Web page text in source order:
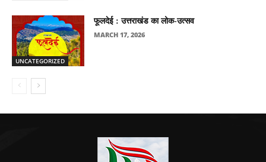
UNCATEGORIZED
फूलदेई : उत्तराखंड का लोक-उत्सव
MARCH 17, 2026